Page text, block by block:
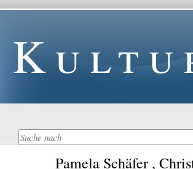
Pamela Schäfer ,